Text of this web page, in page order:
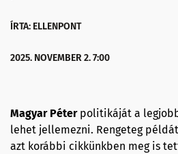
ÍRTA: ELLENPONT
2025. NOVEMBER 2. 7:00
Magyar Péter politikáját a
lehet jellemezni. Rengeteg
azt korábbi cikkünkben meg is